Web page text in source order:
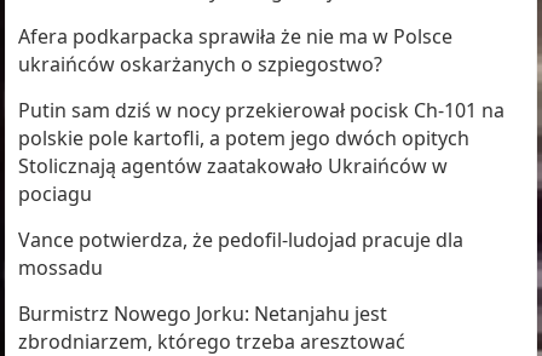
Afera podkarpacka sprawiła że nie ma w Polsce
ukraińców oskarżanych o szpiegostwo?
Putin sam dziś w nocy przekierował pocisk Ch-101 na
polskie pole kartofli, a potem jego dwóch opitych
Stolicznają agentów zaatakowało Ukraińców w
pociagu
Vance potwierdza, że pedofil-ludojad pracuje dla
mossadu
Burmistrz Nowego Jorku: Netanjahu jest
zbrodniarzem, którego trzeba aresztować